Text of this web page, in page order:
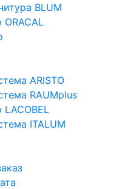
BLUM
ARISTO
RAUMplus
ITALUM